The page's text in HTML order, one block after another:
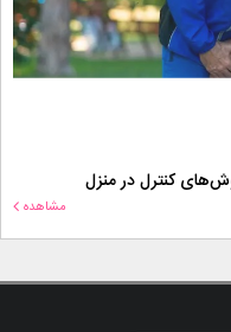
کنترل در منزل
مشاهده